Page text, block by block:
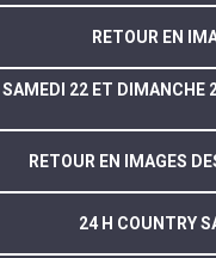
RETOUR EN
SAMEDI 22 ET DIMANCHE
RETOUR EN IMAGES
24 H COUNTRY